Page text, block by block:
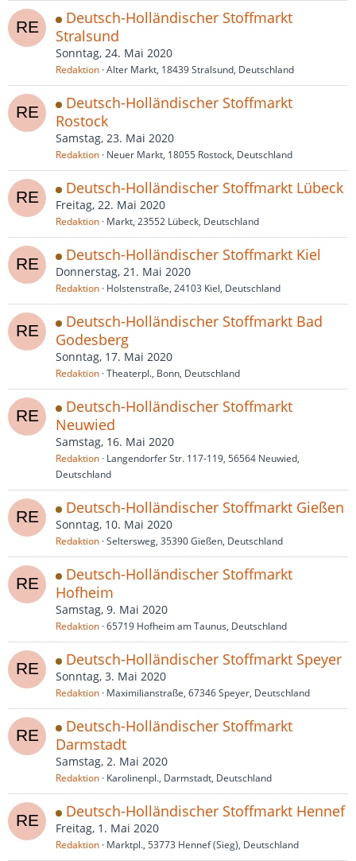
Deutsch-Holländischer Stoffmarkt
Stralsund
Sonntag, 24. Mai 2020
Redaktion Alter Markt, 18439 Stralsund, Deutschland
Deutsch-Holländischer Stoffmarkt
Rostock
Samstag, 23. Mai 2020
Redaktion Neuer Markt, 18055 Rostock, Deutschland
Deutsch-Holländischer Stoffmarkt Lübeck
Freitag, 22. Mai 2020
Redaktion Markt, 23552 Lübeck, Deutschland
Deutsch-Holländischer Stoffmarkt Kiel
Donnerstag, 21. Mai 2020
Redaktion Holstenstraße, 24103 Kiel, Deutschland
Deutsch-Holländischer Stoffmarkt Bad
Godesberg
Sonntag, 17. Mai 2020
Redaktion Theaterpl., Bonn, Deutschland
Deutsch-Holländischer Stoffmarkt
Neuwied
Samstag, 16. Mai 2020
Redaktion Langendorfer Str. 117-119, 56564 Neuwied,
Deutschland
Deutsch-Holländischer Stoffmarkt Gießen
Sonntag, 10. Mai 2020
Redaktion Seltersweg, 35390 Gießen, Deutschland
Deutsch-Holländischer Stoffmarkt
Hofheim
Samstag, 9. Mai 2020
Redaktion 65719 Hofheim am Taunus, Deutschland
Deutsch-Holländischer Stoffmarkt Speyer
Sonntag, 3. Mai 2020
Redaktion Maximilianstraße, 67346 Speyer, Deutschland
Deutsch-Holländischer Stoffmarkt
Darmstadt
Samstag, 2. Mai 2020
Redaktion Karolinenpl., Darmstadt, Deutschland
Deutsch-Holländischer Stoffmarkt Hennef
Freitag, 1. Mai 2020
Redaktion Marktpl., 53773 Hennef (Sieg), Deutschland